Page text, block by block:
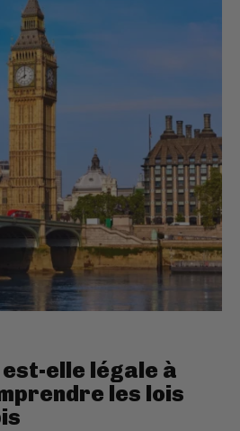
elle légale à
les lois